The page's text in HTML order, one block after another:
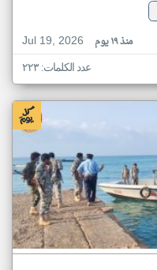
Jul 19, 2026
منذ ١٩ يوم
عدد الكلمات: ٢٢٣